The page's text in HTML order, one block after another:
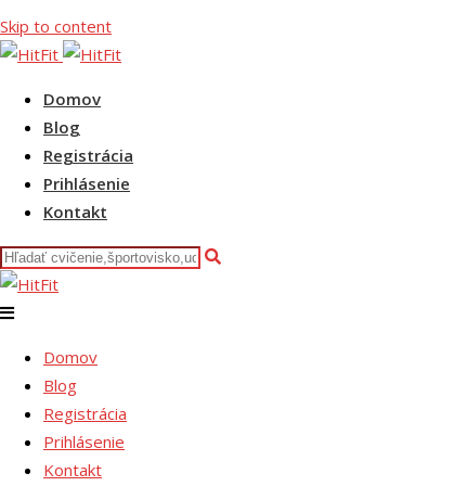
Skip to content
Domov
Blog
Registrácia
Prihlásenie
Kontakt
Domov
Blog
Registrácia
Prihlásenie
Kontakt